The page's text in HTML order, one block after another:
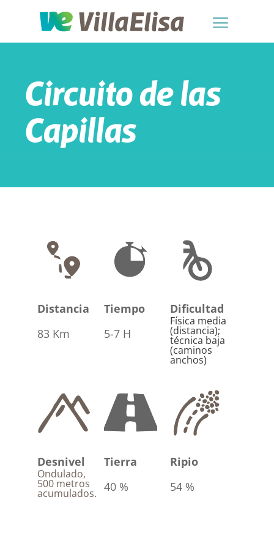
Circuito de las
Capillas
Distancia
83 Km
Tiempo
5-7 H
Dificultad
Física media
(distancia);
técnica baja
(caminos
anchos)
Desnivel
Ondulado,
500 metros
acumulados.
Tierra
40 %
Ripio
54 %